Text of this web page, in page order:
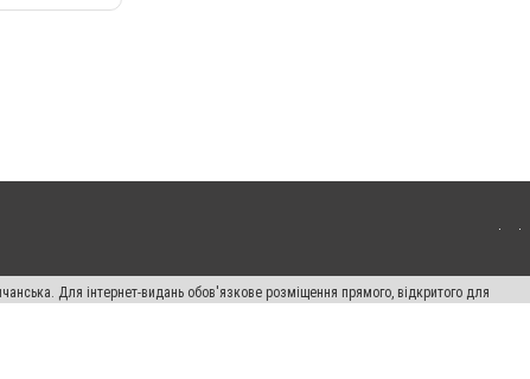
Для інтернет-видань обов'язкове розміщення прямого, відкритого для